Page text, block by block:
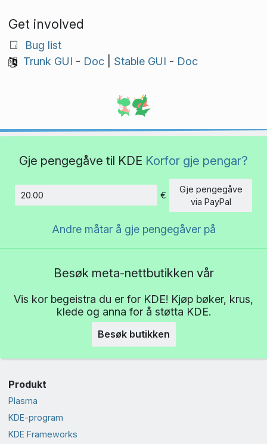
Get involved
Bug list
Trunk GUI - Doc| Stable GUI - Doc
Gje pengegåve til KDE Korfor gje pengar?
€
Gje pengegåve
via PayPal
Andre måtar å gje pengegåver på
Besøk meta-nettbutikken vår
Vis kor begeistra du er for KDE! Kjøp bøker, krus,
klede og anna for å støtta KDE.
Besøk butikken
Produkt
Plasma
KDE-program
KDE Frameworks